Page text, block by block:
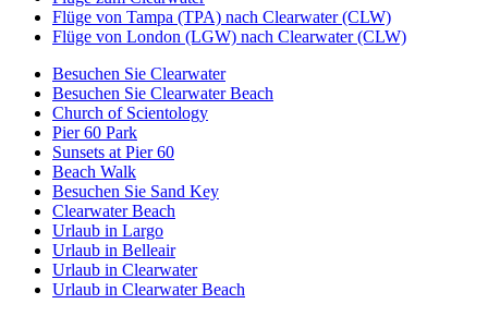
Flüge von Tampa (TPA) nach Clearwater (CLW)
Flüge von London (LGW) nach Clearwater (CLW)
Besuchen Sie Clearwater
Besuchen Sie Clearwater Beach
Church of Scientology
Pier 60 Park
Sunsets at Pier 60
Beach Walk
Besuchen Sie Sand Key
Clearwater Beach
Urlaub in Largo
Urlaub in Belleair
Urlaub in Clearwater
Urlaub in Clearwater Beach